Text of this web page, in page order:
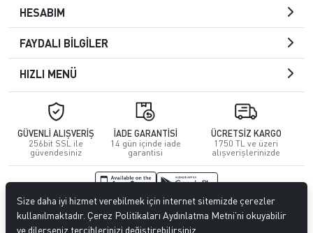
HESABIM
FAYDALI BİLGİLER
HIZLI MENÜ
GÜVENLİ ALIŞVERİŞ
256bit SSL ile
güvendesiniz
İADE GARANTİSİ
14 gün içinde iade
garantisi
ÜCRETSİZ KARGO
1750 TL ve üzeri
alışverişlerinizde
© 2026Kuafördepo. Tüm hakları saklıdır.
Size daha iyi hizmet verebilmek için internet sitemizde çerezler
kullanılmaktadır. Çerez Politikaları Aydınlatma Metni’ni okuyabilir
ve dilerseniz tercihlerinizi değiştirebilirsiniz.